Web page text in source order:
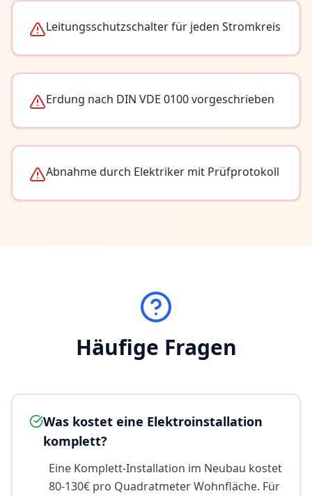
Leitungsschutzschalter für jeden Stromkreis
Erdung nach DIN VDE 0100 vorgeschrieben
Abnahme durch Elektriker mit Prüfprotokoll
Häufige Fragen
Was kostet eine Elektroinstallation
komplett?
Eine Komplett-Installation im Neubau kostet
80-130€ pro Quadratmeter Wohnfläche. Für